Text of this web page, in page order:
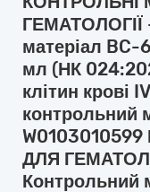
ГЕМАТОЛОГІЇ
матеріал BC-
мл (НК
клітин крові
контрольний
ДЛЯ
Контрольний